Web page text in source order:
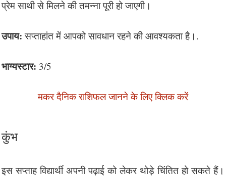
प्रेम साथी से मिलने की तमन्ना पूरी हो जाएगी।
उपाय: सप्ताहांत में आपको सावधान रहने की आवश्यकता है।.
भाग्यस्टार: 3/5
मकर दैनिक राशिफल जानने के लिए क्लिक करें
कुंभ
इस सप्ताह विद्यार्थी अपनी पढ़ाई को लेकर थोड़े चिंतित हो सकते हैं।